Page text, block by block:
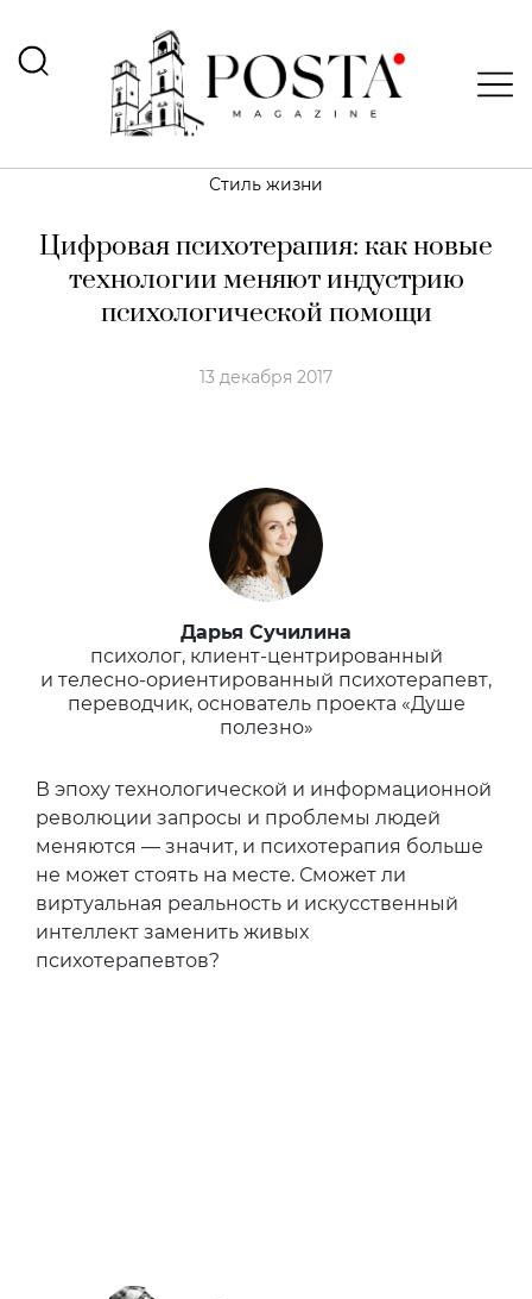
Стиль жизни
Цифровая психотерапия: как новые
технологии меняют индустрию
психологической помощи
13 декабря 2017
Дарья Сучилина
психолог, клиент-центрированный
и телесно-ориентированный психотерапевт,
переводчик, основатель проекта «Душе
полезно»
В эпоху технологической и информационной
революции запросы и проблемы людей
меняются — значит, и психотерапия больше
не может стоять на месте. Сможет ли
виртуальная реальность и искусственный
интеллект заменить живых
психотерапевтов?